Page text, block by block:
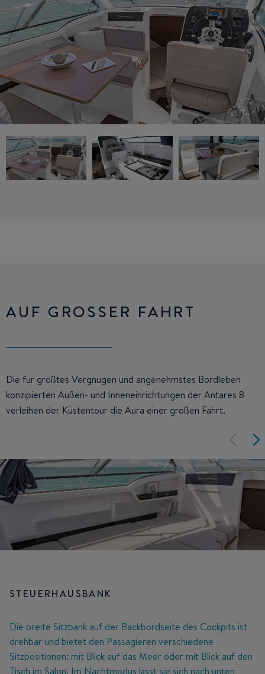
AUF GROSSER FAHRT
Die für größtes Vergnügen und angenehmstes Bordleben
konzipierten Außen- und Inneneinrichtungen der Antares 8
verleihen der Küstentour die Aura einer großen Fahrt.
STEUERHAUSBANK
Die breite Sitzbank auf der Backbordseite des Cockpits ist
drehbar und bietet den Passagieren verschiedene
Sitzpositionen: mit Blick auf das Meer oder mit Blick auf den
Tisch im Salon. Im Nachtmodus lässt sie sich nach unten